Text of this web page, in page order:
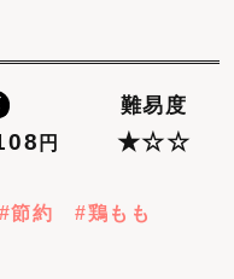
円
難易度
★☆☆
節約 鶏もも